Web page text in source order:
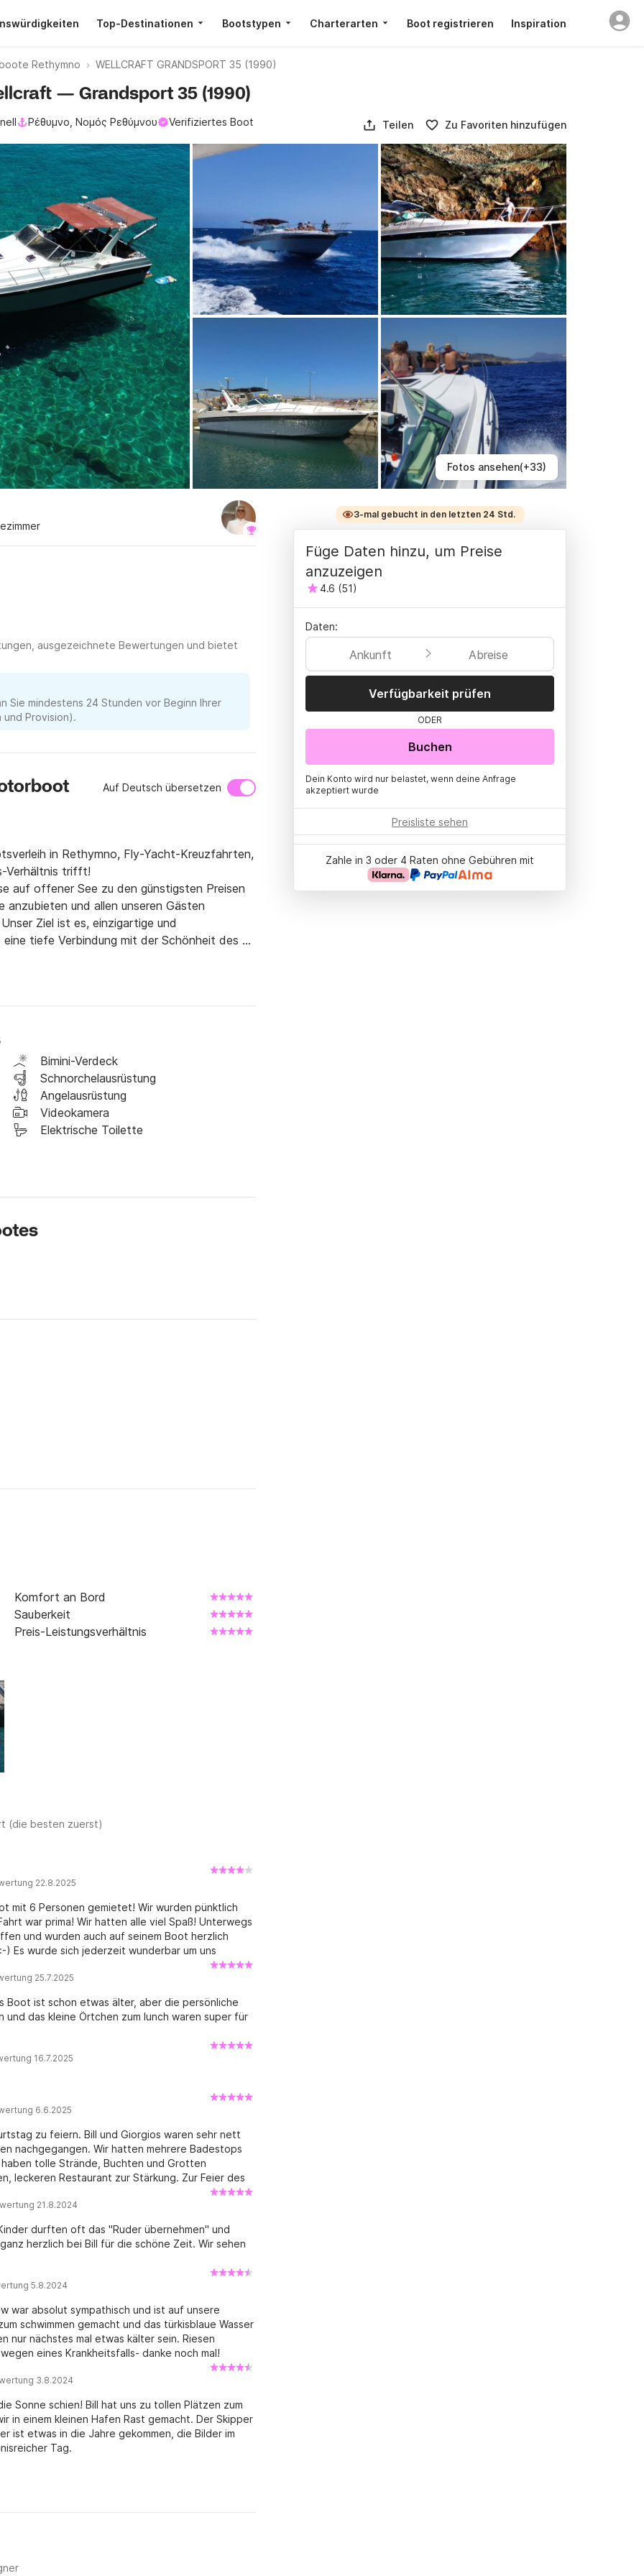
Top-Destinationen Bootstypen Charterarten Boot registrieren Inspiration
Rethymno WELLCRAFT GRANDSPORT 35 (1990)
Fotos ansehen(+33)
— Grandsport 35 (1990)
Ρέθυμνο, Νομός Ρεθύμνου Verifiziertes Boot Teilen Zu Favoriten hinzufügen
ausgezeichnete Bewertungen und bietet
Sie mindestens 24 Stunden vor Beginn Ihrer
Provision).
Auf Deutsch übersetzen
in Rethymno, Fly-Yacht-Kreuzfahrten,
Verhältnis trifft!
auf offener See zu den günstigsten Preisen
anzubieten und allen unseren Gästen
Ziel ist es, einzigartige und
tiefe Verbindung mit der Schönheit des
9:00 bis 21:00 Uhr verfügbar ist, die
Ihnen Folgendes an: Wasser, Wein,
Vorspeisen und frisches Obst.
sich, Sie an Bord Click&Boat begrüßen zu
für Sie zu organisieren.
Bimini-Verdeck
Schnorchelausrüstung
Angelausrüstung
Videokamera
Elektrische Toilette
Komfort an Bord
Sauberkeit
Preis-Leistungsverhältnis
(die besten zuerst)
22.8.2025
mit 6 Personen gemietet! Wir wurden pünktlich
war prima! Wir hatten alle viel Spaß! Unterwegs
und wurden auch auf seinem Boot herzlich
Es wurde sich jederzeit wunderbar um uns
Feuerwerk hat der liebe Bill besorgt!!! Darüber
in die Jahre gekommen! Aber alles in allem
25.7.2025
Boot ist schon etwas älter, aber die persönliche
und das kleine Örtchen zum lunch waren super für
16.7.2025
6.6.2025
zu feiern. Bill und Giorgios waren sehr nett
nachgegangen. Wir hatten mehrere Badestops
tolle Strände, Buchten und Grotten
leckeren Restaurant zur Stärkung. Zur Feier des
Bill. Vielen Dank für den unvergesslichen Tag!
21.8.2024
durften oft das "Ruder übernehmen" und
herzlich bei Bill für die schöne Zeit. Wir sehen
5.8.2024
war absolut sympathisch und ist auf unsere
schwimmen gemacht und das türkisblaue Wasser
nur nächstes mal etwas kälter sein. Riesen
eines Krankheitsfalls- danke noch mal!
3.8.2024
Sonne schien! Bill hat uns zu tollen Plätzen zum
in einem kleinen Hafen Rast gemacht. Der Skipper
ist etwas in die Jahre gekommen, die Bilder im
Tag.
3-mal gebucht in den letzten 24 Std.
Füge Daten hinzu, um Preise
anzuzeigen
4.6 (51)
Daten:
Ankunft Abreise
Verfügbarkeit prüfen
ODER
Buchen
Dein Konto wird nur belastet, wenn deine Anfrage
akzeptiert wurde
Preisliste sehen
Zahle in 3 oder 4 Raten ohne Gebühren mit